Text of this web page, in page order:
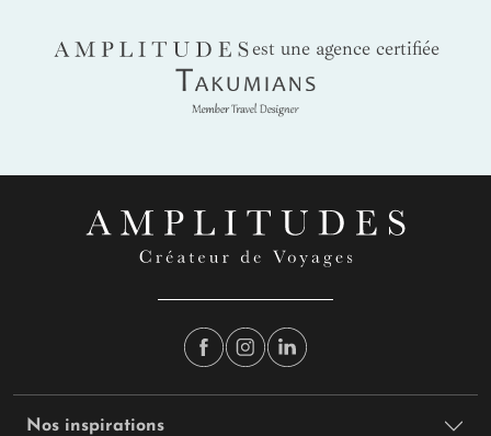
AMPLITUDES
est une agence certifiée
Takumians
Nos inspirations